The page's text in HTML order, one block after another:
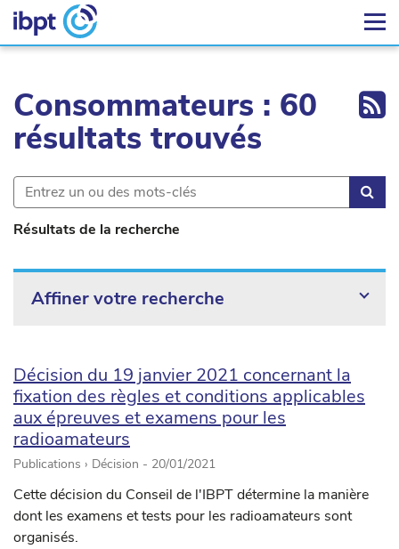
Consommateurs : 60
résultats trouvés
Résultats de la recherche
Affiner votre recherche
Décision du 19 janvier 2021 concernant la
fixation des règles et conditions applicables
aux épreuves et examens pour les
radioamateurs
Publications › Décision - 20/01/2021
Cette décision du Conseil de l'IBPT détermine la manière
dont les examens et tests pour les radioamateurs sont
organisés.